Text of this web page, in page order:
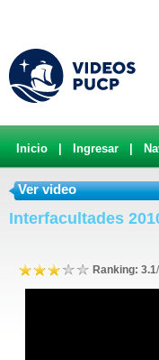
Inicio Ingresar
Ver video
Interfacultades
Ranking: 3.1